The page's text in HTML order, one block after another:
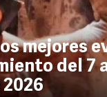
mejores
del 7